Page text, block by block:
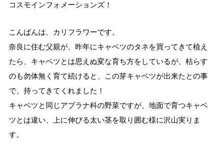
コスモインフォメーションズ！
こんばんは、カリフラワーです。
奈良に住む父親が、昨年にキャベツのタネを買ってきて植え
たら、キャベツとは思えぬ変な育ち方をしているが、枯らす
のも勿体無く育て続けると、この芽キャベツが出来たとの事
で、持ってきてくれました！
キャベツと同じアブラナ科の野菜ですが、地面で育つキャベ
ツとは違い、上に伸びる太い茎を取り囲む様に沢山実りま
す。